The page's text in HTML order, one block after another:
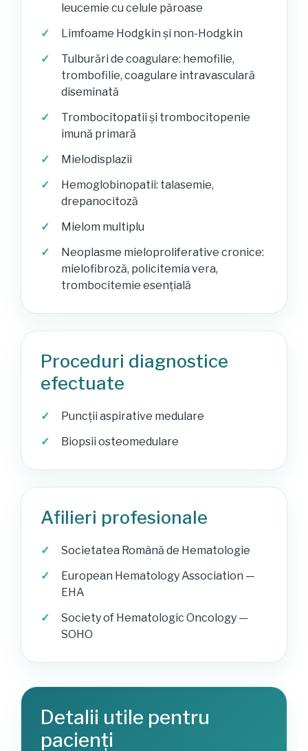
leucemie cu celule păroase
Limfoame Hodgkin și non-Hodgkin
Tulburări de coagulare: hemofilie,
trombofilie, coagulare intravasculară
diseminată
Trombocitopatii și trombocitopenie
imună primară
Mielodisplazii
Hemoglobinopatii: talasemie,
drepanocitoză
Mielom multiplu
Neoplasme mieloproliferative cronice:
mielofibroză, policitemia vera,
trombocitemie esențială
Proceduri diagnostice
efectuate
Puncții aspirative medulare
Biopsii osteomedulare
Afilieri profesionale
Societatea Română de Hematologie
European Hematology Association —
EHA
Society of Hematologic Oncology —
SOHO
Detalii utile pentru
pacienți